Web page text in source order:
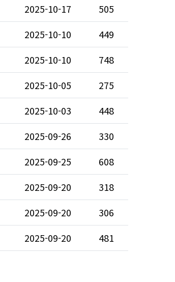
2025-10-17
505
2025-10-10
449
2025-10-10
748
2025-10-05
275
2025-10-03
448
2025-09-26
330
2025-09-25
608
2025-09-20
318
2025-09-20
306
2025-09-20 481